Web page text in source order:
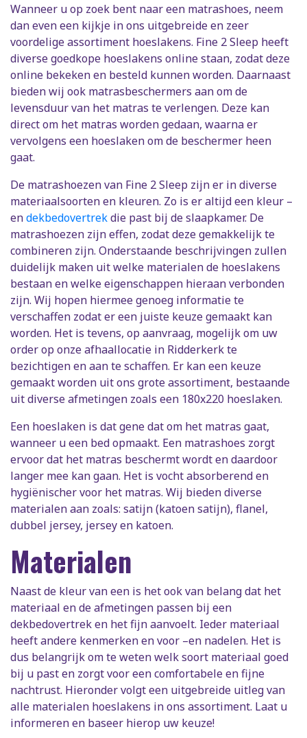
Wanneer u op zoek bent naar een matrashoes, neem
dan even een kijkje in ons uitgebreide en zeer
voordelige assortiment hoeslakens. Fine 2 Sleep heeft
diverse goedkope hoeslakens online staan, zodat deze
online bekeken en besteld kunnen worden. Daarnaast
bieden wij ook matrasbeschermers aan om de
levensduur van het matras te verlengen. Deze kan
direct om het matras worden gedaan, waarna er
vervolgens een hoeslaken om de beschermer heen
gaat.
De matrashoezen van Fine 2 Sleep zijn er in diverse
materiaalsoorten en kleuren. Zo is er altijd een kleur –
endekbedovertrekdie past bij de slaapkamer. De
matrashoezen zijn effen, zodat deze gemakkelijk te
combineren zijn. Onderstaande beschrijvingen zullen
duidelijk maken uit welke materialen de hoeslakens
bestaan en welke eigenschappen hieraan verbonden
zijn. Wij hopen hiermee genoeg informatie te
verschaffen zodat er een juiste keuze gemaakt kan
worden. Het is tevens, op aanvraag, mogelijk om uw
order op onze afhaallocatie in Ridderkerk te
bezichtigen en aan te schaffen. Er kan een keuze
gemaakt worden uit ons grote assortiment, bestaande
uit diverse afmetingen zoals een 180x220 hoeslaken.
Een hoeslaken is dat gene dat om het matras gaat,
wanneer u een bed opmaakt. Een matrashoes zorgt
ervoor dat het matras beschermt wordt en daardoor
langer mee kan gaan. Het is vocht absorberend en
hygiënischer voor het matras. Wij bieden diverse
materialen aan zoals: satijn (katoen satijn), flanel,
dubbel jersey, jersey en katoen.
Materialen
Naast de kleur van een is het ook van belang dat het
materiaal en de afmetingen passen bij een
dekbedovertrek en het fijn aanvoelt. Ieder materiaal
heeft andere kenmerken en voor –en nadelen. Het is
dus belangrijk om te weten welk soort materiaal goed
bij u past en zorgt voor een comfortabele en fijne
nachtrust. Hieronder volgt een uitgebreide uitleg van
alle materialen hoeslakens in ons assortiment. Laat u
informeren en baseer hierop uw keuze!